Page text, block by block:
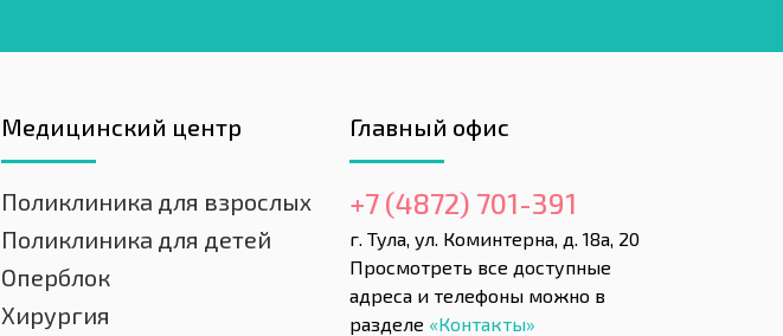
Медицинский центр
Поликлиника для взрослых
Поликлиника для детей
Оперблок
Хирургия
Главный офис
+7 (4872) 701-391
г. Тула, ул. Коминтерна, д. 18а, 20
Просмотреть все доступные
адреса и телефоны можно в
разделе «Контакты»